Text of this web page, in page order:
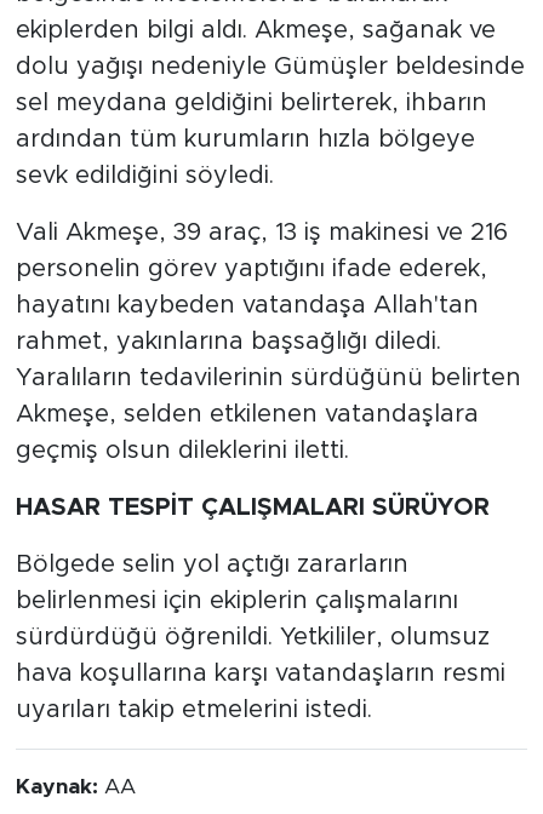
ekiplerden bilgi aldı. Akmeşe, sağanak ve
dolu yağışı nedeniyle Gümüşler beldesinde
sel meydana geldiğini belirterek, ihbarın
ardından tüm kurumların hızla bölgeye
sevk edildiğini söyledi.
Vali Akmeşe, 39 araç, 13 iş makinesi ve 216
personelin görev yaptığını ifade ederek,
hayatını kaybeden vatandaşa Allah'tan
rahmet, yakınlarına başsağlığı diledi.
Yaralıların tedavilerinin sürdüğünü belirten
Akmeşe, selden etkilenen vatandaşlara
geçmiş olsun dileklerini iletti.
HASAR TESPİT ÇALIŞMALARI SÜRÜYOR
Bölgede selin yol açtığı zararların
belirlenmesi için ekiplerin çalışmalarını
sürdürdüğü öğrenildi. Yetkililer, olumsuz
hava koşullarına karşı vatandaşların resmi
uyarıları takip etmelerini istedi.
Kaynak: AA